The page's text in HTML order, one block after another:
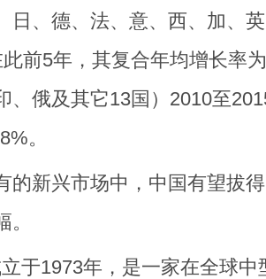
日、德、法、意、西、加、
前5年，其复合年均增长率
、俄及其它13国）2010至
。
新兴市场中，中国有望拔得
1973年，是一家在全球中